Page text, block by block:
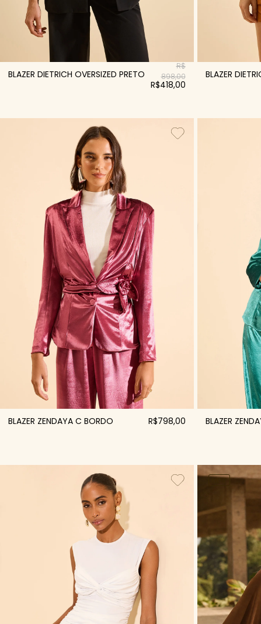
BLAZER DIETRICH OVERSIZED PRETO
R$
898,00
R$418,00
BLAZER
BLAZER ZENDAYA C BORDO R$798,00 BLAZER
NEW